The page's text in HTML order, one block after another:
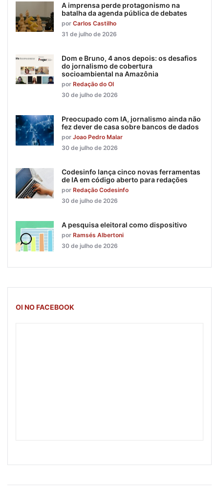
A imprensa perde protagonismo na
batalha da agenda pública de debates
por Carlos Castilho
31 de julho de 2026
Dom e Bruno, 4 anos depois: os desafios
do jornalismo de cobertura
socioambiental na Amazônia
por Redação do OI
30 de julho de 2026
Preocupado com IA, jornalismo ainda não
fez dever de casa sobre bancos de dados
por Joao Pedro Malar
30 de julho de 2026
Codesinfo lança cinco novas ferramentas
de IA em código aberto para redações
por Redação Codesinfo
30 de julho de 2026
A pesquisa eleitoral como dispositivo
por Ramsés Albertoni
30 de julho de 2026
OI NO FACEBOOK